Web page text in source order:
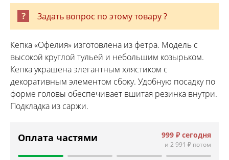
Задать вопрос по этому товару ?
Кепка «Офелия» изготовлена из фетра. Модель с
высокой круглой тульей и небольшим козырьком.
Кепка украшена элегантным хлястиком с
декоративным элементом сбоку. Удобную посадку по
форме головы обеспечивает вшитая резинка внутри.
Подкладка из саржи.
Оплата частями 999 ₽ сегодня
и 2 991 ₽ потом